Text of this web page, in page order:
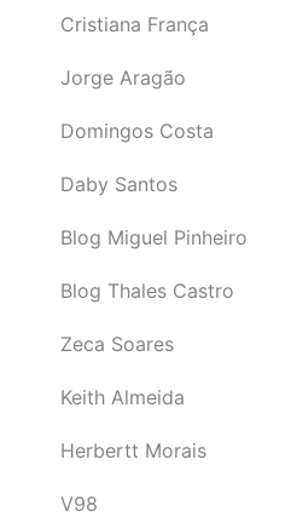
Cristiana França
Jorge Aragão
Domingos Costa
Daby Santos
Blog Miguel Pinheiro
Blog Thales Castro
Zeca Soares
Keith Almeida
Herbertt Morais
V98